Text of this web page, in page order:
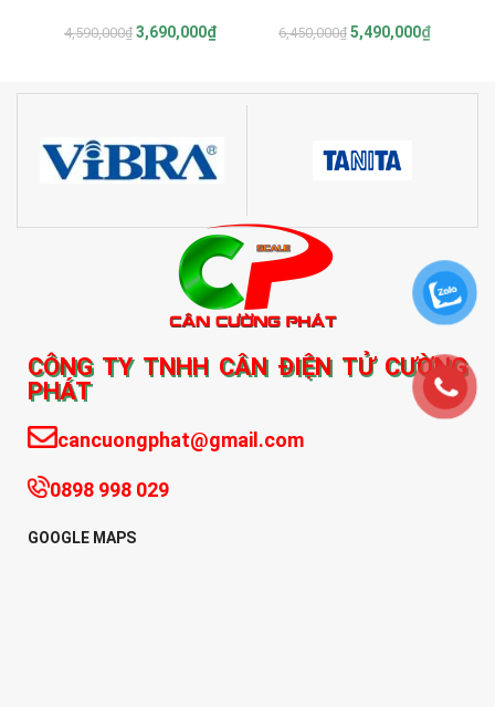
4,590,000₫ 3,690,000₫ 6,450,000₫ 5,490,000₫
CÔNG TY TNHH CÂN ĐIỆN TỬ CƯỜNG
PHÁT
cancuongphat@gmail.com
0898 998 029
GOOGLE MAPS